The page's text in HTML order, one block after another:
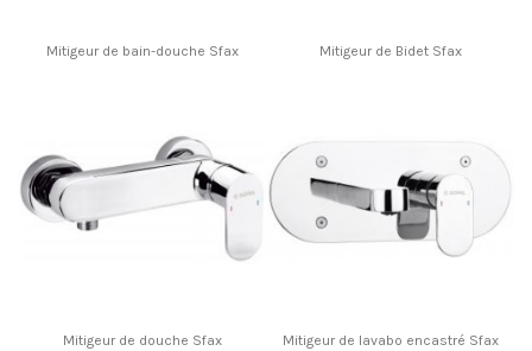
Mitigeur de bain-douche Sfax Mitigeur de Bidet Sfax
Mitigeur de douche Sfax Mitigeur de lavabo encastré Sfax